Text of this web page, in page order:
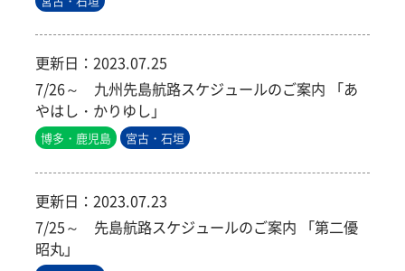
更新日： 2023.07.25
7/26～ 九州先島航路スケジュールのご案内 「あ
やはし・かりゆし」
博多・鹿児島 宮古・石垣
更新日： 2023.07.23
7/25～ 先島航路スケジュールのご案内 「第二優
昭丸」